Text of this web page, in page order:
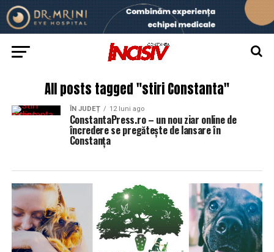
All posts tagged "stiri Constanta"
ÎN JUDEȚ 12 luni ago
ConstantaPress.ro – un nou ziar online de
încredere se pregătește de lansare în
Constanța